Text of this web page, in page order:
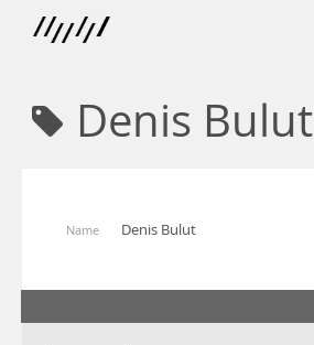
Denis Bulut
Name Denis Bulut